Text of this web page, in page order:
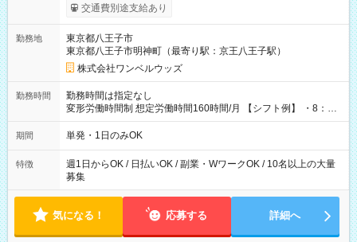
いOK！（規定あり） ┗働いたその日に現金GET♪ お仕事後はコ
ンビニATMから 日払い分を引き落とせます！ 【試用期間】試
交通費別途支給あり
勤務地
東京都八王子市
東京都八王子市明神町（最寄り駅：京王八王子駅）
株式会社ワンベルウッズ
勤務時間
勤務時間は指定なし
変形労働時間制 想定労働時間160時間/月 【シフト例】 ・8：00
～21：00
期間 単発・1日のみOK
特徴
週1日からOK / 日払いOK / 副業・WワークOK / 10名以上の大量
募集
気になる！ 応募する 詳細へ